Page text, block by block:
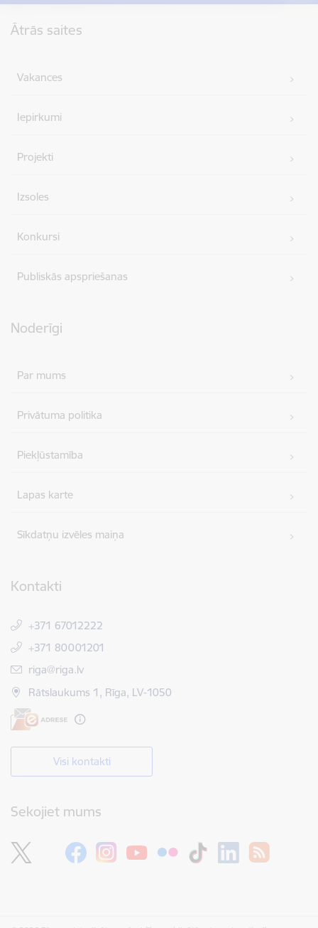
Ātrās saites
Vakances
Iepirkumi
Projekti
Izsoles
Konkursi
Publiskās apspriešanas
Noderīgi
Par mums
Privātuma politika
Piekļūstamība
Lapas karte
Sīkdatņu izvēles maiņa
Kontakti
+371 67012222
+371 80001201
E-pasts:
riga@riga.lv
Rātslaukums 1, Rīga, LV-1050
Visi kontakti
Sekojiet mums